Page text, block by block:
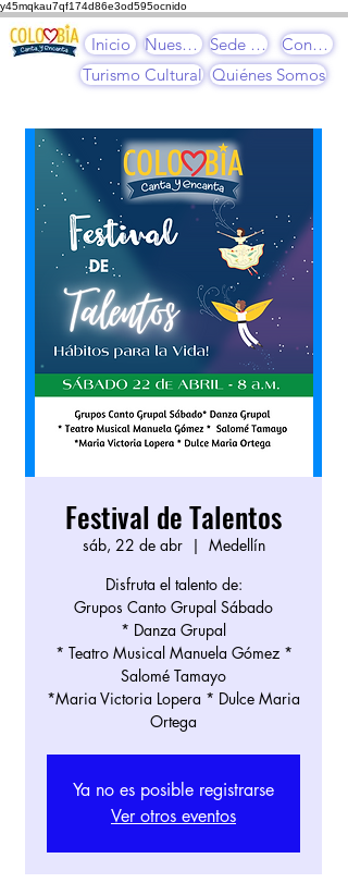
y45mqkau7qf174d86e3od595ocnido
Quiénes Somos
Nuestros Cursos Sede Cultural Contacto
Inicio
Turismo Cultural
Festival de Talentos
sáb, 22 de abr
  |
Medellín
Disfruta el talento de:
Grupos Canto Grupal Sábado
* Danza Grupal
* Teatro Musical Manuela Gómez *
Salomé Tamayo
*Maria Victoria Lopera * Dulce Maria
Ortega
Ya no es posible registrarse
Ver otros eventos